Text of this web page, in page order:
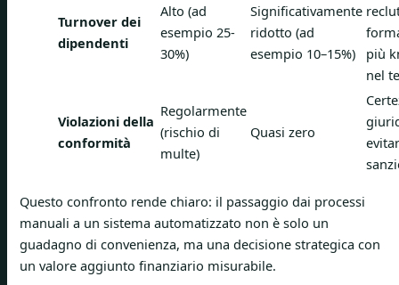
Turnover dei
dipendenti
Alto (ad
esempio 25-
30%)
Significativamente
ridotto (ad
esempio 10–15%)
più
nel
Violazioni della
conformità
Regolarmente
(rischio di
multe)
Quasi zero
Questo confronto rende chiaro: il passaggio dai processi
manuali a un sistema automatizzato non è solo un
guadagno di convenienza, ma una decisione strategica con
un valore aggiunto finanziario misurabile.